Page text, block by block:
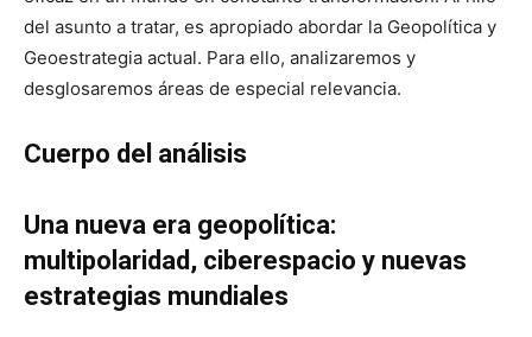
del asunto a tratar, es apropiado abordar la Geopolítica y
Geoestrategia actual. Para ello, analizaremos y
desglosaremos áreas de especial relevancia.
Cuerpo del análisis
Una nueva era geopolítica:
multipolaridad, ciberespacio y nuevas
estrategias mundiales